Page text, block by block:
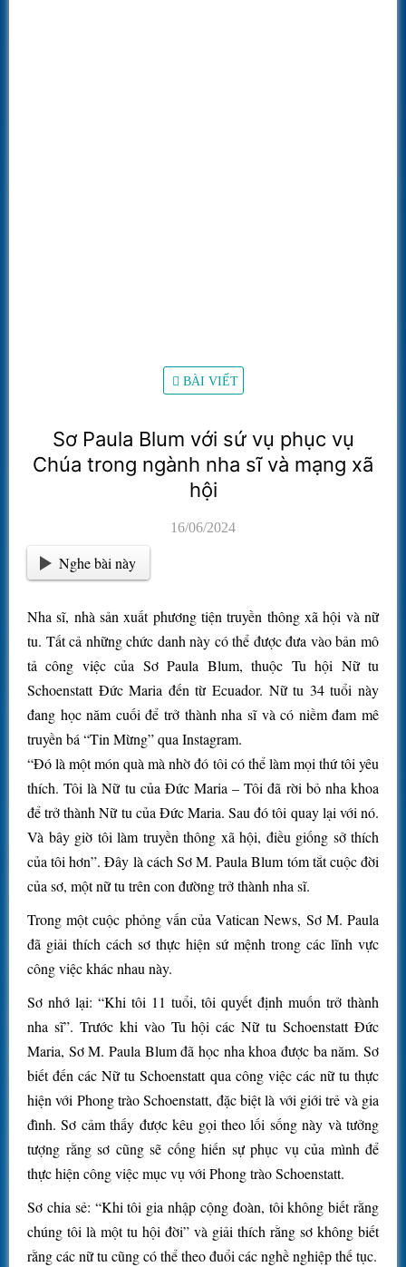
BÀI VIẾT
Sơ Paula Blum với sứ vụ phục vụ
Chúa trong ngành nha sĩ và mạng xã
hội
16/06/2024
Nghe bài này
Nha sĩ, nhà sản xuất phương tiện truyền thông xã hội và nữ
tu. Tất cả những chức danh này có thể được đưa vào bản mô
tả công việc của Sơ Paula Blum, thuộc Tu hội Nữ tu
Schoenstatt Đức Maria đến từ Ecuador. Nữ tu 34 tuổi này
đang học năm cuối để trở thành nha sĩ và có niềm đam mê
truyền bá “Tin Mừng” qua Instagram.
“Đó là một món quà mà nhờ đó tôi có thể làm mọi thứ tôi yêu
thích. Tôi là Nữ tu của Đức Maria – Tôi đã rời bỏ nha khoa
để trở thành Nữ tu của Đức Maria. Sau đó tôi quay lại với nó.
Và bây giờ tôi làm truyền thông xã hội, điều giống sở thích
của tôi hơn”. Đây là cách Sơ M. Paula Blum tóm tắt cuộc đời
của sơ, một nữ tu trên con đường trở thành nha sĩ.
Trong một cuộc phỏng vấn của Vatican News, Sơ M. Paula
đã giải thích cách sơ thực hiện sứ mệnh trong các lĩnh vực
công việc khác nhau này.
Sơ nhớ lại: “Khi tôi 11 tuổi, tôi quyết định muốn trở thành
nha sĩ”. Trước khi vào Tu hội các Nữ tu Schoenstatt Đức
Maria, Sơ M. Paula Blum đã học nha khoa được ba năm. Sơ
biết đến các Nữ tu Schoenstatt qua công việc các nữ tu thực
hiện với Phong trào Schoenstatt, đặc biệt là với giới trẻ và gia
đình. Sơ cảm thấy được kêu gọi theo lối sống này và tưởng
tượng rằng sơ cũng sẽ cống hiến sự phục vụ của mình để
thực hiện công việc mục vụ với Phong trào Schoenstatt.
Sơ chia sẻ: “Khi tôi gia nhập cộng đoàn, tôi không biết rằng
chúng tôi là một tu hội đời” và giải thích rằng sơ không biết
rằng các nữ tu cũng có thể theo đuổi các nghề nghiệp thế tục.